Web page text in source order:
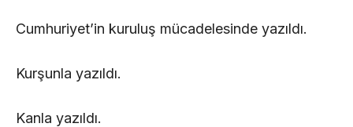
Cumhuriyet’in kuruluş mücadelesinde yazıldı.
Kurşunla yazıldı.
Kanla yazıldı.